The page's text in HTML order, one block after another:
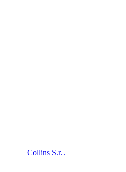
Collins S.r.l.